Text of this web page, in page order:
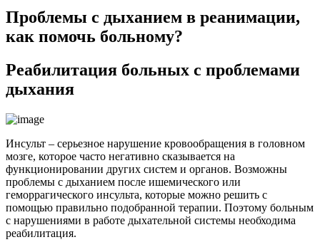
Проблемы с дыханием в реанимации,
как помочь больному?
Реабилитация больных с проблемами
дыхания
Инсульт – серьезное нарушение кровообращения в головном
мозге, которое часто негативно сказывается на
функционировании других систем и органов. Возможны
проблемы с дыханием после ишемического или
геморрагического инсульта, которые можно решить с
помощью правильно подобранной терапии. Поэтому больным
с нарушениями в работе дыхательной системы необходима
реабилитация.